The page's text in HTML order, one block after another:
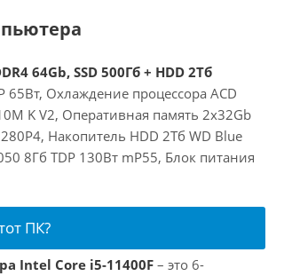
64Gb, SSD 500Гб + HDD 2Тб
65Вт, Охлаждение процессора ACD
K V2, Оперативная память 2x32Gb
Накопитель HDD 2Тб WD Blue
8Гб TDP 130Вт mP55, Блок питания
ПК?
Intel Core i5-11400F – это 6-